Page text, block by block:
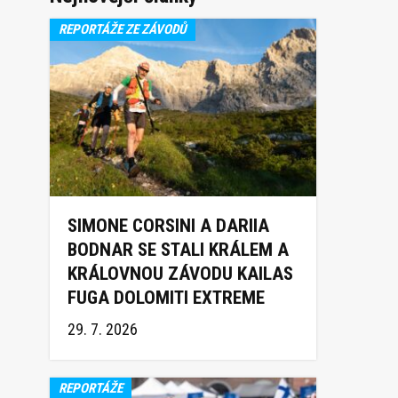
REPORTÁŽE ZE ZÁVODŮ
SIMONE CORSINI A DARIIA
BODNAR SE STALI KRÁLEM A
KRÁLOVNOU ZÁVODU KAILAS
FUGA DOLOMITI EXTREME
TRAIL 2026
29. 7. 2026
REPORTÁŽE